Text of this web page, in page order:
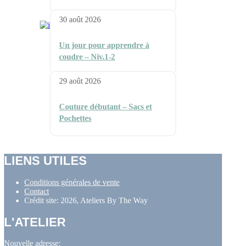
30 août 2026
Un jour pour apprendre à
coudre – Niv.1-2
29 août 2026
Couture débutant – Sacs et
Pochettes
LIENS UTILES
Conditions générales de vente
Contact
Crédit site: 2026, Ateliers By The Way
L'ATELIER
Nouvelle adresse: